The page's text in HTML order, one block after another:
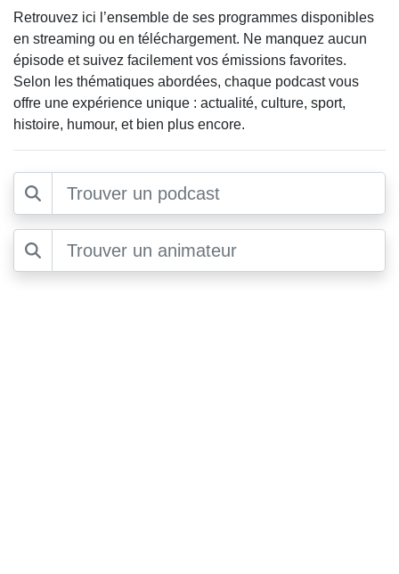
Retrouvez ici l’ensemble de ses programmes disponibles
en streaming ou en téléchargement. Ne manquez aucun
épisode et suivez facilement vos émissions favorites.
Selon les thématiques abordées, chaque podcast vous
offre une expérience unique : actualité, culture, sport,
histoire, humour, et bien plus encore.